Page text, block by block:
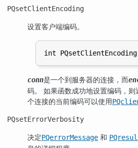
PQsetClientEncoding
设置客户端编码。
int
conn是一个到服务器的连接，而
码。 如果函数成功地设置编码，
个连接的当前编码可以使用
PQsetErrorVerbosity
决定PQerrorMessage 和